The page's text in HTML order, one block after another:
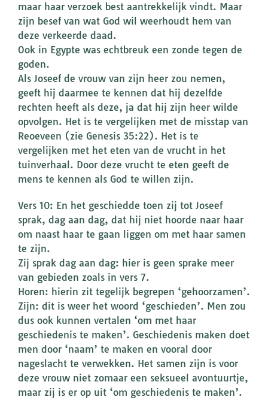
maar haar verzoek best aantrekkelijk vindt. Maar
zijn besef van wat God wil weerhoudt hem van
deze verkeerde daad.
Ook in Egypte was echtbreuk een zonde tegen de
goden.
Als Joseef de vrouw van zijn heer zou nemen,
geeft hij daarmee te kennen dat hij dezelfde
rechten heeft als deze, ja dat hij zijn heer wilde
opvolgen. Het is te vergelijken met de misstap van
Reoeveen (zie Genesis 35:22). Het is te
vergelijken met het eten van de vrucht in het
tuinverhaal. Door deze vrucht te eten geeft de
mens te kennen als God te willen zijn.
Vers 10: En het geschiedde toen zij tot Joseef
sprak, dag aan dag, dat hij niet hoorde naar haar
om naast haar te gaan liggen om met haar samen
te zijn.
Zij sprak dag aan dag: hier is geen sprake meer
van gebieden zoals in vers 7.
Horen: hierin zit tegelijk begrepen ‘gehoorzamen’.
Zijn: dit is weer het woord ‘geschieden’. Men zou
dus ook kunnen vertalen ‘om met haar
geschiedenis te maken’. Geschiedenis maken doet
men door ‘naam’ te maken en vooral door
nageslacht te verwekken. Het samen zijn is voor
deze vrouw niet zomaar een seksueel avontuurtje,
maar zij is er op uit ‘om geschiedenis te maken’.